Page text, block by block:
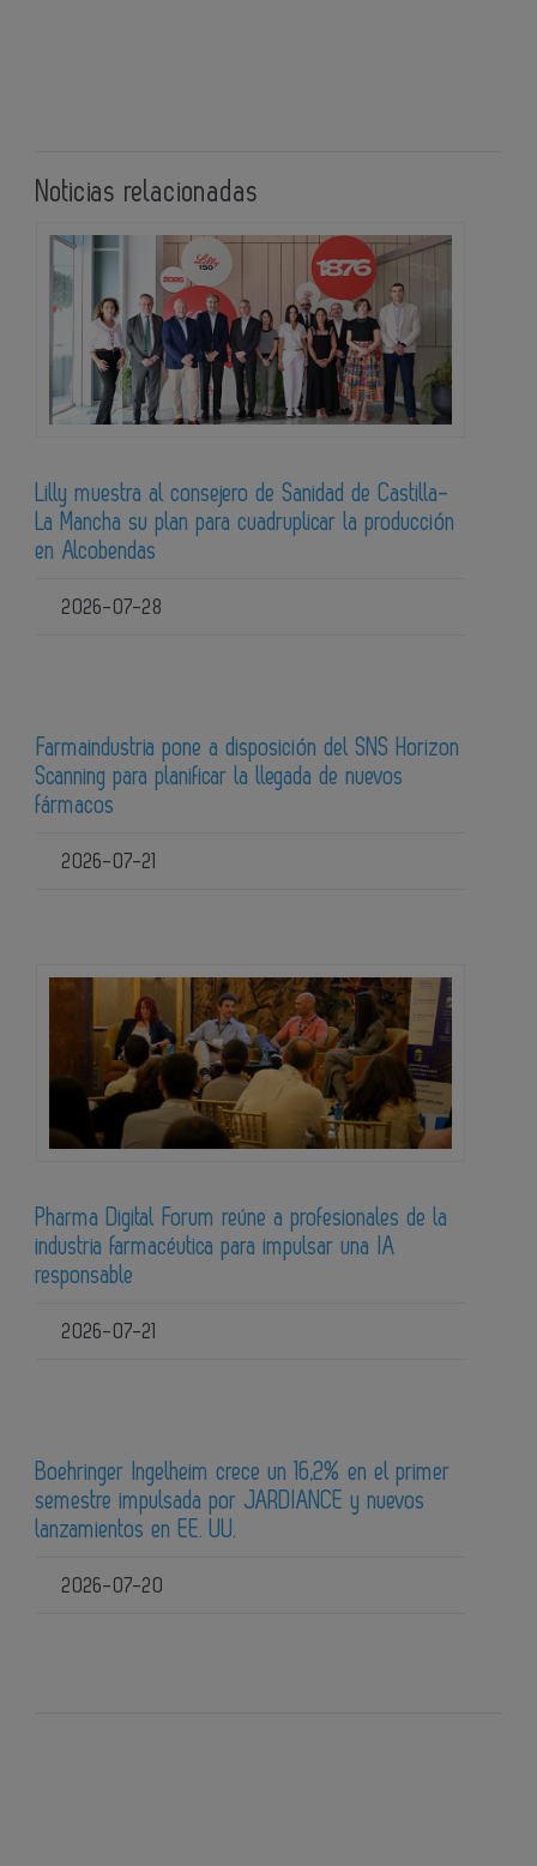
Noticias relacionadas
Lilly muestra al consejero de Sanidad de Castilla-
La Mancha su plan para cuadruplicar la producción
en Alcobendas
2026-07-28
Farmaindustria pone a disposición del SNS Horizon
Scanning para planificar la llegada de nuevos
fármacos
2026-07-21
Pharma Digital Forum reúne a profesionales de la
industria farmacéutica para impulsar una IA
responsable
2026-07-21
Boehringer Ingelheim crece un 16,2% en el primer
semestre impulsada por JARDIANCE y nuevos
lanzamientos en EE. UU.
2026-07-20